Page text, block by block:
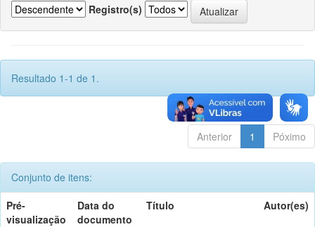
Registro(s)
Resultado 1-1 de 1.
Anterior 1 Póximo
Conjunto de itens:
Pré-
visualização
Data do
documento
Título Autor(es)